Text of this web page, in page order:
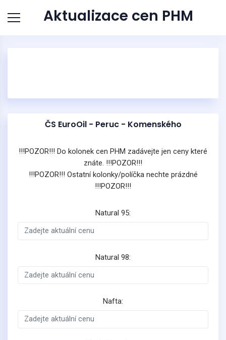
Aktualizace cen PHM
ČS EuroOil - Peruc - Komenského
!!!POZOR!!! Do kolonek cen PHM zadávejte jen ceny které
znáte. !!!POZOR!!!
!!!POZOR!!! Ostatní kolonky/políčka nechte prázdné
!!!POZOR!!!
Natural 95:
Natural 98:
Nafta: